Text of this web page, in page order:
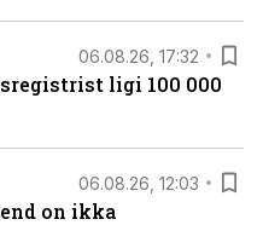
06.08.26, 17:32
ligi 100 000
06.08.26, 12:03
on ikka